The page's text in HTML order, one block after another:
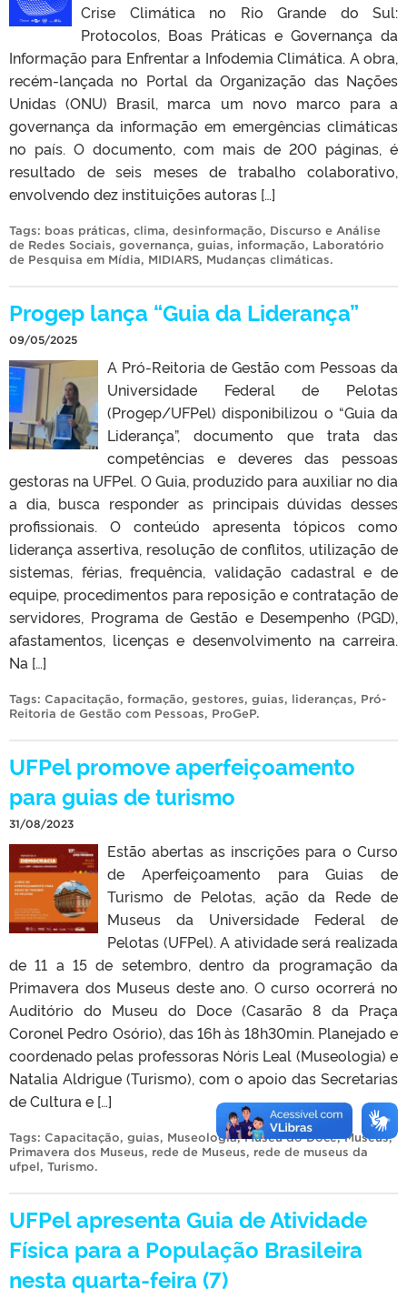
Crise Climática no Rio Grande do Sul:
Protocolos, Boas Práticas e Governança da
Informação para Enfrentar a Infodemia Climática. A obra,
recém-lançada no Portal da Organização das Nações
Unidas (ONU) Brasil, marca um novo marco para a
governança da informação em emergências climáticas
no país. O documento, com mais de 200 páginas, é
resultado de seis meses de trabalho colaborativo,
envolvendo dez instituições autoras […]
Tags: boas práticas, clima, desinformação, Discurso e Análise
de Redes Sociais, governança, guias, informação, Laboratório
de Pesquisa em Mídia, MIDIARS, Mudanças climáticas.
Progep lança “Guia da Liderança”
09/05/2025
A Pró-Reitoria de Gestão com Pessoas da
Universidade Federal de Pelotas
(Progep/UFPel) disponibilizou o “Guia da
Liderança”, documento que trata das
competências e deveres das pessoas
gestoras na UFPel. O Guia, produzido para auxiliar no dia
a dia, busca responder as principais dúvidas desses
profissionais. O conteúdo apresenta tópicos como
liderança assertiva, resolução de conflitos, utilização de
sistemas, férias, frequência, validação cadastral e de
equipe, procedimentos para reposição e contratação de
servidores, Programa de Gestão e Desempenho (PGD),
afastamentos, licenças e desenvolvimento na carreira.
Na […]
Tags: Capacitação, formação, gestores, guias, lideranças, Pró-
Reitoria de Gestão com Pessoas, ProGeP.
UFPel promove aperfeiçoamento
para guias de turismo
31/08/2023
Estão abertas as inscrições para o Curso
de Aperfeiçoamento para Guias de
Turismo de Pelotas, ação da Rede de
Museus da Universidade Federal de
Pelotas (UFPel). A atividade será realizada
de 11 a 15 de setembro, dentro da programação da
Primavera dos Museus deste ano. O curso ocorrerá no
Auditório do Museu do Doce (Casarão 8 da Praça
Coronel Pedro Osório), das 16h às 18h30min. Planejado e
coordenado pelas professoras Nóris Leal (Museologia) e
Natalia Aldrigue (Turismo), com o apoio das Secretarias
de Cultura e […]
Tags: Capacitação, guias, Museologia,Museu do Doce,Museus,
Primavera dos Museus, rede de Museus, rede de museus da
ufpel, Turismo.
UFPel apresenta Guia de Atividade
Física para a População Brasileira
nesta quarta-feira (7)